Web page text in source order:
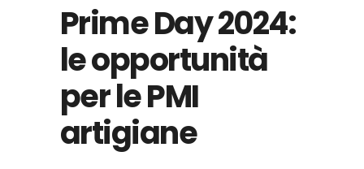
Prime Day 2024:
le opportunità
per le PMI
artigiane